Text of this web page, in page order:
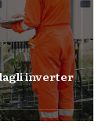
inverter